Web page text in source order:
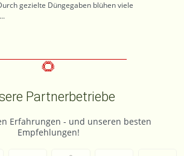
gezielte Düngegaben blühen viele
Partnerbetriebe
Erfahrungen - und unseren besten
Empfehlungen!